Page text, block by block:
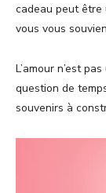
cadeau peut être
vous vous
L’amour n’est
question de
souvenirs à